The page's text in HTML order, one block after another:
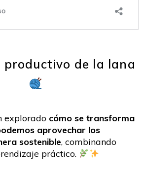
productivo de la lana
explorado cómo se transforma
aprovechar los
sostenible, combinando
práctico.